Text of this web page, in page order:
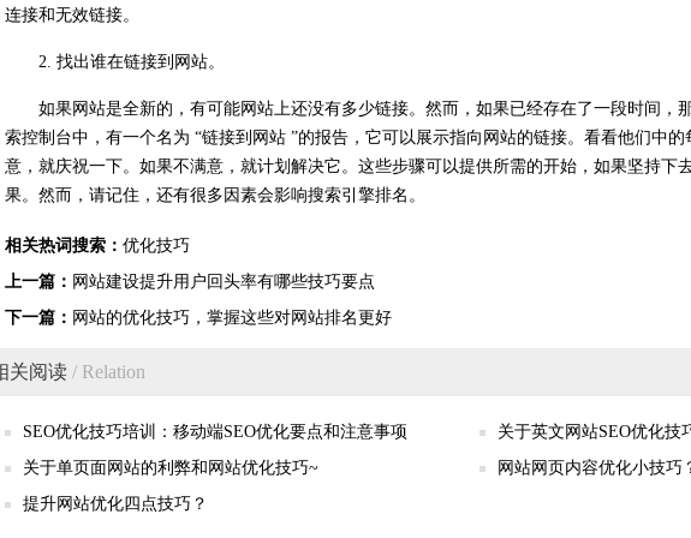
连接和无效链接。
2. 找出谁在链接到网站。
如果网站是全新的，有可能网站上还没有多少链接。然而，如果已经存在了一段时间，
索控制台中，有一个名为 “链接到网站 ”的报告，它可以展示指向网站的链接。看看他们中
意，就庆祝一下。如果不满意，就计划解决它。这些步骤可以提供所需的开始，如果坚持下
果。然而，请记住，还有很多因素会影响搜索引擎排名。
相关热词搜索： 优化技巧
上一篇： 网站建设提升用户回头率有哪些技巧要点
下一篇： 网站的优化技巧，掌握这些对网站排名更好
关阅读 / Relation
SEO优化技巧培训：移动端SEO优化要点和注意事项
关于英文网站SEO优化技
关于单页面网站的利弊和网站优化技巧~
网站网页内容优化小技巧
提升网站优化四点技巧？